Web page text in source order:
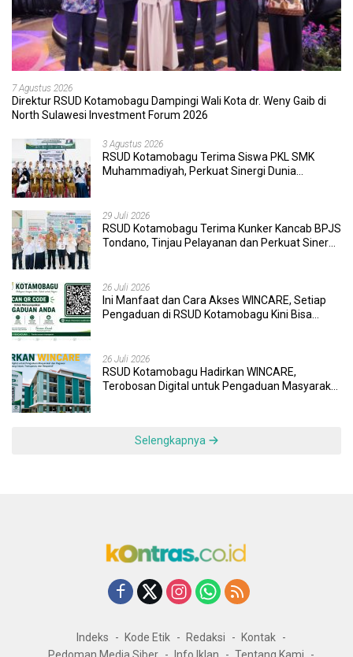
7 Agustus 2026
Direktur RSUD Kotamobagu Dampingi Wali Kota dr. Weny Gaib di
North Sulawesi Investment Forum 2026
3 Agustus 2026
RSUD Kotamobagu Terima Siswa PKL SMK
Muhammadiyah, Perkuat Sinergi Dunia
29 Juli 2026
RSUD Kotamobagu Terima Kunker Kancab BPJS
Tondano, Tinjau Pelayanan dan Perkuat Sinergi
26 Juli 2026
Ini Manfaat dan Cara Akses WINCARE, Setiap
Pengaduan di RSUD Kotamobagu Kini Bisa
26 Juli 2026
RSUD Kotamobagu Hadirkan WINCARE,
Terobosan Digital untuk Pengaduan Masyarakat
Selengkapnya
Indeks Kode Etik Redaksi
Kontak